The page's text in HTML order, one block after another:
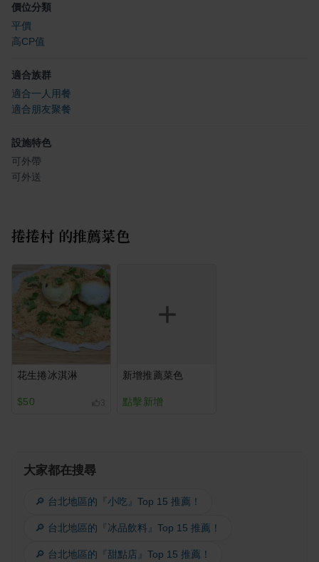
價位分類
平價
高CP值
適合族群
適合一人用餐
適合朋友聚餐
設施特色
可外帶
可外送
捲捲村 的推薦菜色
花生捲冰淇淋
$50 3
新增推薦菜色
點擊新增
大家都在搜尋
🔎 台北地區的『小吃』Top 15 推薦！
🔎 台北地區的『冰品飲料』Top 15 推薦！
🔎 台北地區的『甜點店』Top 15 推薦！